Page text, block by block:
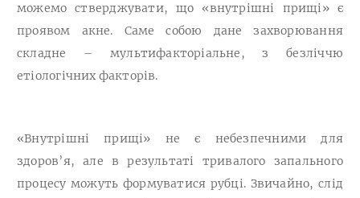
можемо стверджувати, що «внутрішні прищі» є
проявом акне. Саме собою дане захворювання
складне – мультифакторіальне, з безліччю
етіологічних факторів.
«Внутрішні прищі» не є небезпечними для
здоров’я, але в результаті тривалого запального
процесу можуть формуватися рубці. Звичайно, слід